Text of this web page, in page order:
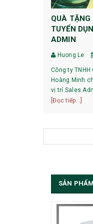
QUÀ
TUYỂN
ADMIN
Huong Le
Công ty
Hoàng Minh
vị trí Sales
nhân viên làm
[Đọc tiếp...]
SẢN